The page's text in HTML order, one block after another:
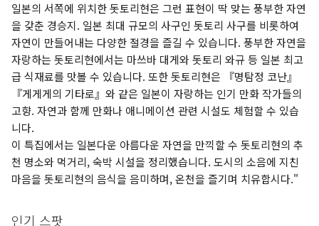
일본의 서쪽에 위치한 돗토리현은 그런 표현이 딱 맞는 풍부한 자연
을 갖춘 경승지. 일본 최대 규모의 사구인 돗토리 사구를 비롯하여
자연이 만들어내는 다양한 절경을 즐길 수 있습니다. 풍부한 자연을
자랑하는 돗토리현에서는 마쓰바 대게와 돗토리 와규 등 일본 최고
급 식재료를 맛볼 수 있습니다. 또한 돗토리현은 『명탐정 코난』
『게게게의 기타로』와 같은 일본이 자랑하는 인기 만화 작가들의
고향. 자연과 함께 만화나 애니메이션 관련 시설도 체험할 수 있습
니다.
이 특집에서는 일본다운 아름다운 자연을 만끽할 수 돗토리현의 추
천 명소와 먹거리, 숙박 시설을 정리했습니다. 도시의 소음에 지친
마음을 돗토리현의 음식을 음미하며, 온천을 즐기며 치유합시다."
인기 스팟